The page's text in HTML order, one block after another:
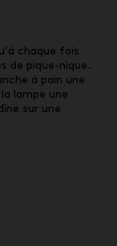
chaque fois
de pique-nique.
à pain une
lampe une
sur une